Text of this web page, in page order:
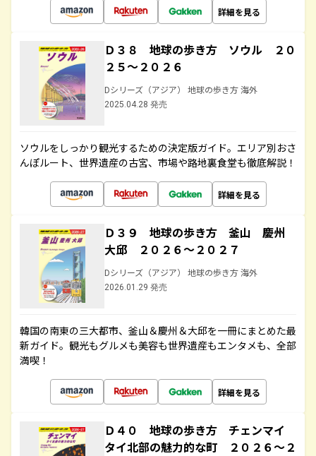
詳細を見る
Ｄ３８ 地球の歩き方 ソウル ２０
２５～２０２６
Dシリーズ（アジア） 地球の歩き方 海外
2025.04.28 発売
ソウルをしっかり観光するための決定版ガイド。エリア別おさ
んぽルート、世界遺産の古宮、市場や路地裏食堂も徹底解説！
詳細を見る
Ｄ３９ 地球の歩き方 釜山 慶州
大邱 ２０２６～２０２７
Dシリーズ（アジア） 地球の歩き方 海外
2026.01.29 発売
韓国の南東の三大都市、釜山＆慶州＆大邱を一冊にまとめた最
新ガイド。観光もグルメも美容も世界遺産もエンタメも、全部
満喫！
詳細を見る
Ｄ４０ 地球の歩き方 チェンマイ
タイ北部の魅力的な町 ２０２６～２